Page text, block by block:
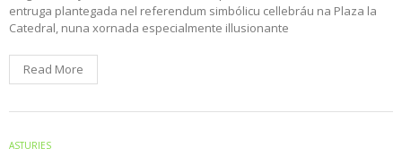
entruga plantegada nel referendum simbólicu cellebráu na Plaza la
Catedral, nuna xornada especialmente illusionante
Read More
ASTURIES